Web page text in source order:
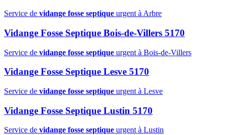
Service de vidange fosse septique urgent à Arbre
Vidange Fosse Septique Bois-de-Villers 5170
Service de vidange fosse septique urgent à Bois-de-Villers
Vidange Fosse Septique Lesve 5170
Service de vidange fosse septique urgent à Lesve
Vidange Fosse Septique Lustin 5170
Service de vidange fosse septique urgent à Lustin